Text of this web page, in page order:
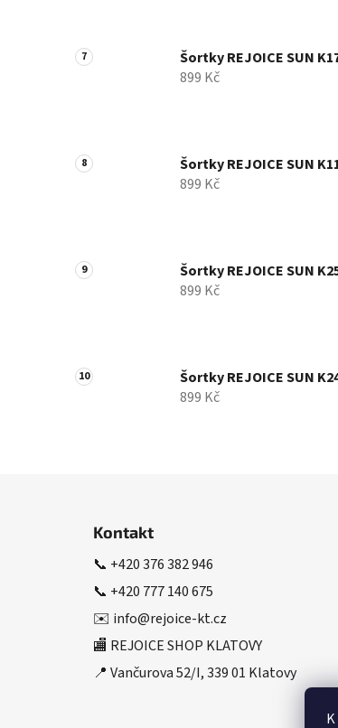
Šortky REJOICE SUN
899 Kč
Šortky REJOICE SUN
899 Kč
Šortky REJOICE SUN
899 Kč
Šortky REJOICE SUN
899 Kč
Kontakt
📞 +420 376 382 946
📞 +420 777 140 675
✉️ info@rejoice-kt.cz
🏬 REJOICE SHOP KLATOVY
📍 Vančurova 52/I, 339 01 Klatovy